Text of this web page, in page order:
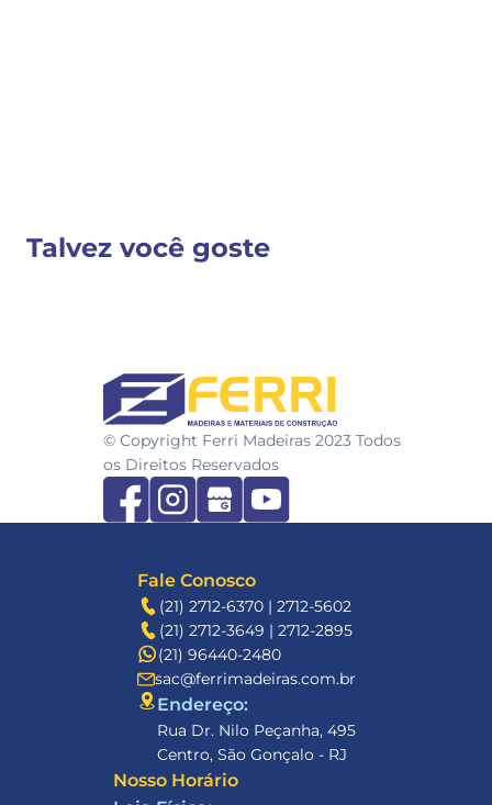
VER MAIS INFORMAÇÕES
Talvez você goste
FERRI
© Copyright Ferri Madeiras 2023 Todos
os Direitos Reservados
Fale Conosco
(21) 2712-6370 | 2712-5602
(21) 2712-3649 | 2712-2895
(21) 96440-2480
sac@ferrimadeiras.com.br
Endereço:
Rua Dr. Nilo Peçanha, 495
Centro, São Gonçalo - RJ
Nosso Horário